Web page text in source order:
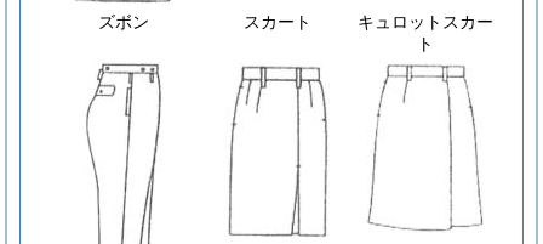
ズボン スカート
キュロットスカー
ト